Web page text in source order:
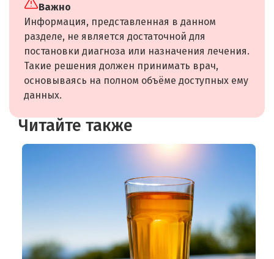
Важно
Информация, представленная в данном
разделе, не является достаточной для
постановки диагноза или назначения лечения.
Такие решения должен принимать врач,
основываясь на полном объёме доступных ему
данных.
Читайте также